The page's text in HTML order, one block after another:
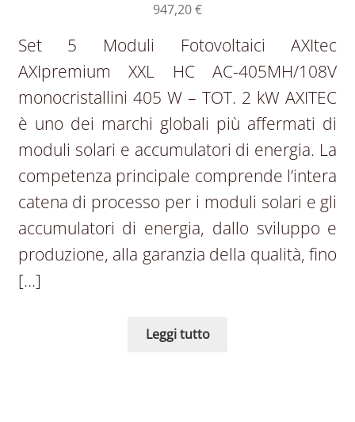
947,20€
Set 5 Moduli Fotovoltaici AXItec
AXIpremium XXL HC AC-405MH/108V
monocristallini 405 W – TOT. 2 kW AXITEC
è uno dei marchi globali più affermati di
moduli solari e accumulatori di energia. La
competenza principale comprende l’intera
catena di processo per i moduli solari e gli
accumulatori di energia, dallo sviluppo e
produzione, alla garanzia della qualità, fino
[…]
Leggi tutto